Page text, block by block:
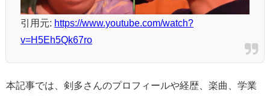
引用元: https://www.youtube.com/watch?
v=H5Eh5Qk67ro
本記事では、剣多さんのプロフィールや経歴、楽曲、学業